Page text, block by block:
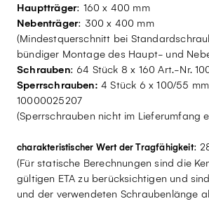
Hauptträger: 160 x 400 mm
Nebenträger: 300 x 400 mm
(Mindestquerschnitt bei
bündiger Montage des Haupt- und
Schrauben: 64 Stück 8 x 160 Art.-Nr.
Sperrschrauben: 4 Stück 6 x 100/55
10000025207
(Sperrschrauben nicht im Lieferumfang
charakteristischer Wert der Tragfähigkeit:
(Für statische Berechnungen sind die
gültigen ETA zu berücksichtigen und
und der verwendeten Schraubenlänge